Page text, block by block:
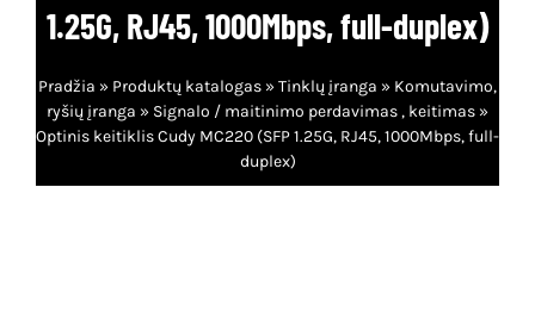
Apsaugos sistemos
Priešgaisrinės sistemos
Dujų nuotėkio, smalkių detekcija
Apie mus
Paslaugos
1.25G, RJ45, 1000Mbps, full-duplex)
Pradžia » Produktų katalogas » Tinklų įranga » Komutavimo,
ryšių įranga » Signalo / maitinimo perdavimas , keitimas »
Optinis keitiklis Cudy MC220 (SFP 1.25G, RJ45, 1000Mbps, full-
duplex)